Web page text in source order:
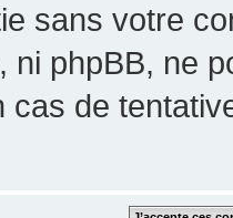
sans votre
ni phpBB, ne
cas de